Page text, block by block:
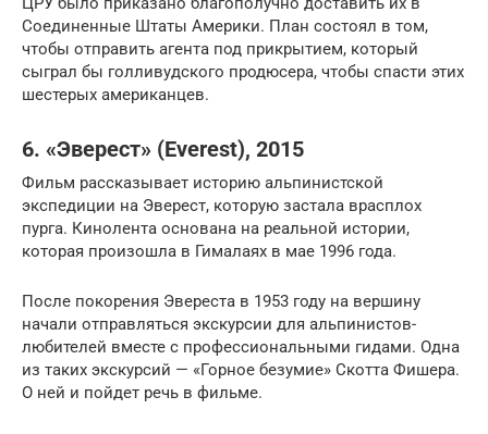
Соединенные Штаты Америки. План состоял в том,
чтобы отправить агента под прикрытием, который
сыграл бы голливудского продюсера, чтобы спасти этих
шестерых американцев.
6. «Эверест» (Everest), 2015
Фильм рассказывает историю альпинистской
экспедиции на Эверест, которую застала врасплох
пурга. Кинолента основана на реальной истории,
которая произошла в Гималаях в мае 1996 года.
После покорения Эвереста в 1953 году на вершину
начали отправляться экскурсии для альпинистов-
любителей вместе с профессиональными гидами. Одна
из таких экскурсий — «Горное безумие» Скотта Фишера.
О ней и пойдет речь в фильме.